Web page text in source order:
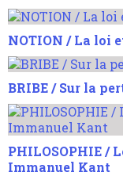
NOTION / La loi
BRIBE / Sur la
PHILOSOPHIE /
Immanuel Kant